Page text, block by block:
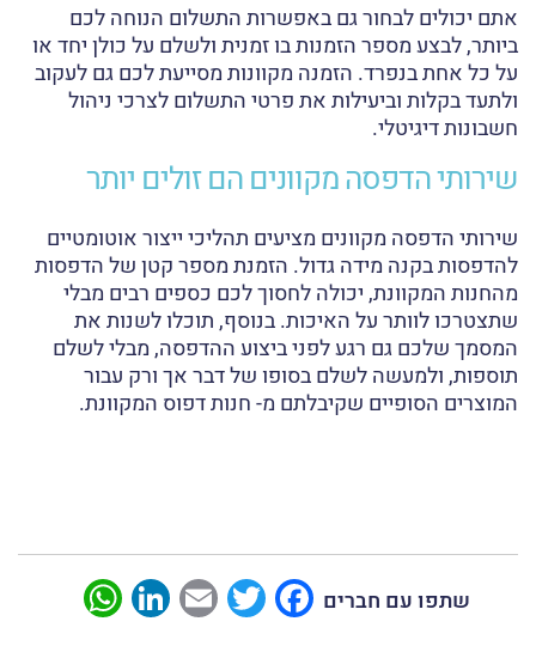
אתם יכולים לבחור גם באפשרות התשלום הנוחה לכם
ביותר, לבצע מספר הזמנות בו זמנית ולשלם על כולן יחד או
על כל אחת בנפרד. הזמנה מקוונות מסייעת לכם גם לעקוב
ולתעד בקלות וביעילות את פרטי התשלום לצרכי ניהול
חשבונות דיגיטלי.
שירותי הדפסה מקוונים הם זולים יותר
שירותי הדפסה מקוונים מציעים תהליכי ייצור אוטומטיים
להדפסות בקנה מידה גדול. הזמנת מספר קטן של הדפסות
מהחנות המקוונת, יכולה לחסוך לכם כספים רבים מבלי
שתצטרכו לוותר על האיכות. בנוסף, תוכלו לשנות את
המסמך שלכם גם רגע לפני ביצוע ההדפסה, מבלי לשלם
תוספות, ולמעשה לשלם בסופו של דבר אך ורק עבור
המוצרים הסופיים שקיבלתם מ- חנות דפוס המקוונת.
שתפו עם חברים Facebook
Twitter
Email